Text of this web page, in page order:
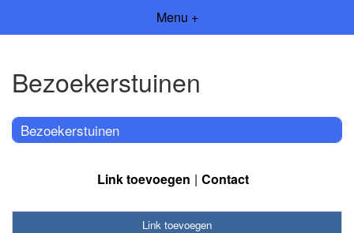
Menu +
Bezoekerstuinen
Bezoekerstuinen
Link toevoegen Contact
Link toevoegen